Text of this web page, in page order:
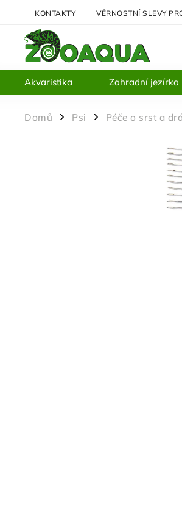
KONTAKTY VĚRNOSTNÍ SLEVY
Akvaristika Zahradní jezírka
Domů / Psi / Péče o srst a